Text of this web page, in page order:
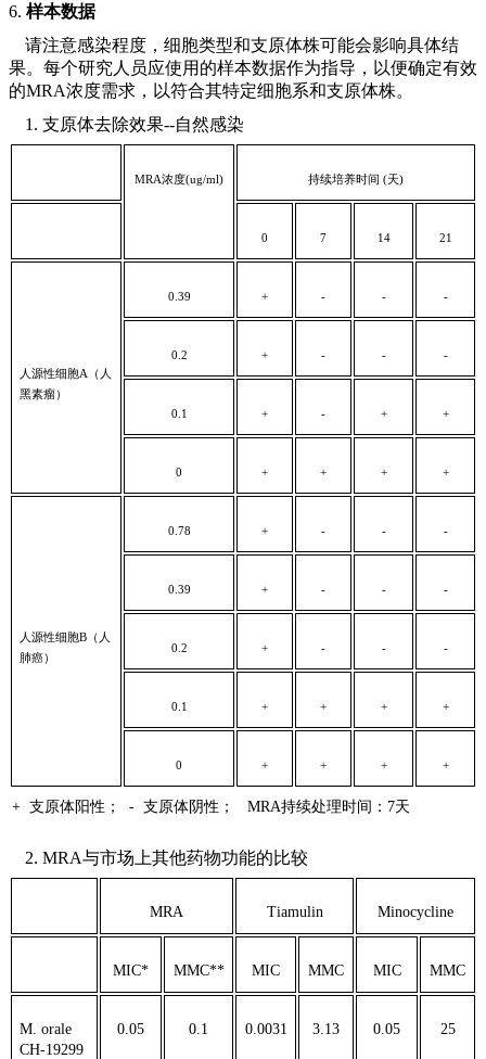
6. 样本数据
请注意感染程度，细胞类型和支原体株可能会影响具体结
果。每个研究人员应使用的样本数据作为指导，以便确定有效
的MRA浓度需求，以符合其特定细胞系和支原体株。
1. 支原体去除效果--自然感染
MRA浓度(ug/ml) 持续培养时间 (天)
0 7 14 21
人源性细胞A（人
黑素瘤）
0.39 + - - -
0.2 + - - -
0.1 + - + +
0 + + + +
人源性细胞B（人
肺癌）
0.78 + - - -
0.39 + - - -
0.2 + - - -
0.1 + + + +
0 + + + +
+ 支原体阳性； - 支原体阴性； MRA持续处理时间：7天
2. MRA与市场上其他药物功能的比较
MRA Tiamulin Minocycline
MIC* MMC** MIC MMC MIC MMC
M. orale
CH-19299
0.05 0.1 0.0031 3.13 0.05 25